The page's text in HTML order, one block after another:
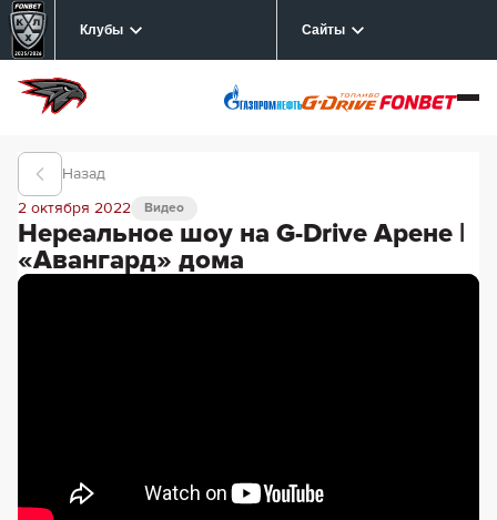
Клубы Сайты
Назад
Нереальное шоу на G-Drive Арене |
«Авангард» дома
Видео
2 октября 2022